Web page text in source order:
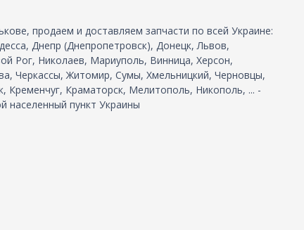
продаем и доставляем запчасти по всей Украине:
Днепр (Днепропетровск), Донецк, Львов,
Рог, Николаев, Мариуполь, Винница, Херсон,
Черкассы, Житомир, Сумы, Хмельницкий, Черновцы,
Кременчуг, Краматорск, Мелитополь, Никополь, ... -
населенный пункт Украины